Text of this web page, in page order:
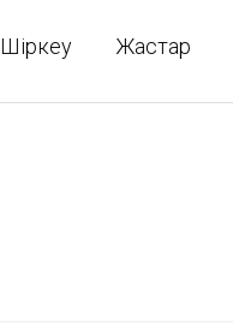
Шіркеу Жастар